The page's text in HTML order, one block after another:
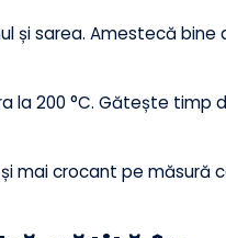
Este important să îl
și sarea. Amestecă
la 200 °C. Gătește